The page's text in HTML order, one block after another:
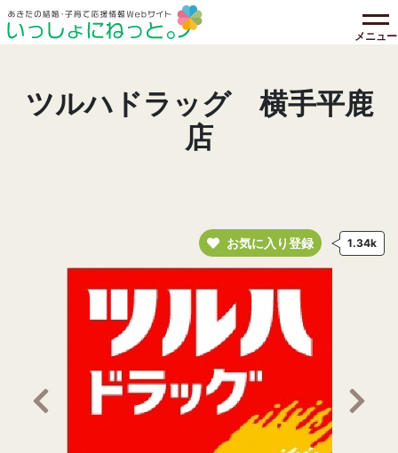
メニュー
ツルハドラッグ 横手平鹿
店
お気に入り登録 1.34k
前の画像へ 次の